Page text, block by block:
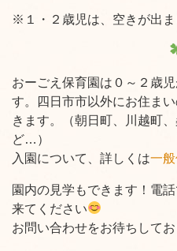
※１・２歳児は、空きが出ま
おーごえ保育園は０～２歳
す。四日市市以外にお住ま
きます。（朝日町、川越町
ど…）
入園について、詳しくは一
園内の見学もできます！電
来てください
お問い合わせをお待ちしてお